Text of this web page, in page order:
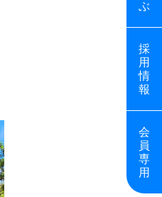
ぶ
採
用
情
報
会
員
専
用